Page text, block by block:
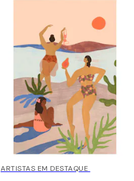
40%*
ARTISTAS EM DESTAQUE